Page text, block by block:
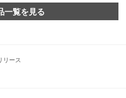
一覧を見る
リース